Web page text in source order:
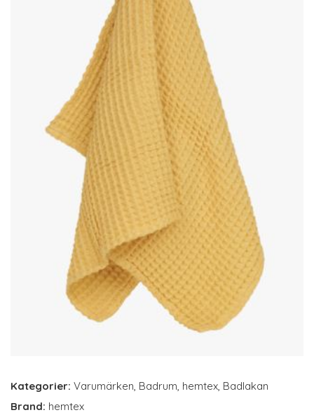
Kategorier: Varumärken Badrum hemtex Badlakan
Brand: hemtex